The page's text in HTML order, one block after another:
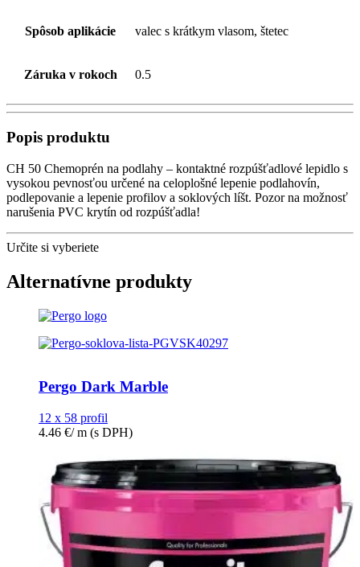
Spôsob aplikácie valec s krátkym vlasom, štetec
Záruka v rokoch 0.5
Popis produktu
CH 50 Chemoprén na podlahy – kontaktné rozpúšťadlové lepidlo s
vysokou pevnosťou určené na celoplošné lepenie podlahovín,
podlepovanie a lepenie profilov a soklových líšt. Pozor na možnosť
narušenia PVC krytín od rozpúšťadla!
Určite si vyberiete
Alternatívne produkty
Pergo Dark Marble
12 x 58 profil
4.46 €/ m (s DPH)